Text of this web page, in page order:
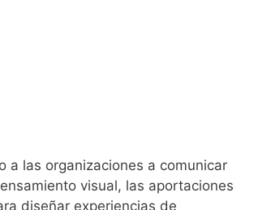
a las organizaciones a comunicar
visual, las aportaciones
diseñar experiencias de